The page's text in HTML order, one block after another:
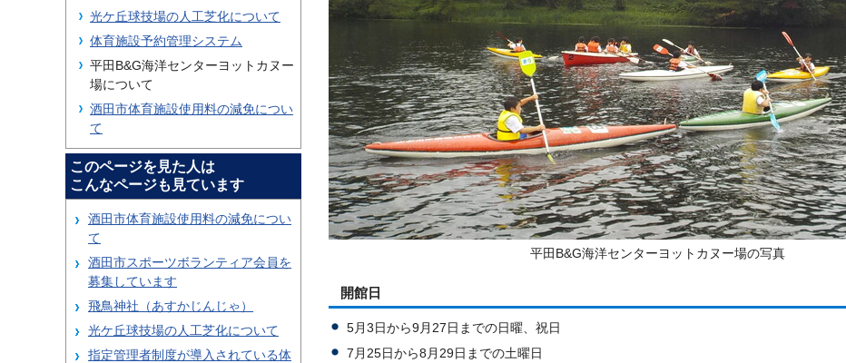
平田B&G海洋センターヨットカヌー場の写真
開館日
5月3日から9月27日までの日曜、祝日
7月25日から8月29日までの土曜日
光ケ丘球技場の人工芝化について
体育施設予約管理システム
平田B&G海洋センターヨットカヌー
場について
酒田市体育施設使用料の減免につい
て
このページを見た人は
こんなページも見ています
酒田市体育施設使用料の減免につい
て
酒田市スポーツボランティア会員を
募集しています
飛鳥神社（あすかじんじゃ）
光ケ丘球技場の人工芝化について
指定管理者制度が導入されている体